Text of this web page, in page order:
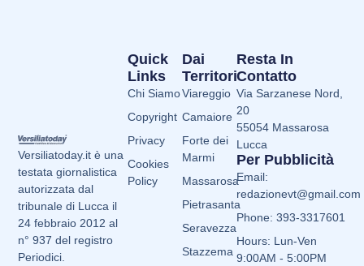
Versiliatoday.it è una
testata giornalistica
autorizzata dal
tribunale di Lucca il
24 febbraio 2012 al
n° 937 del registro
Periodici.
Dai
Territori
Viareggio
Camaiore
Forte dei
Marmi
Massarosa
Pietrasanta
Seravezza
Stazzema
Quick
Links
Chi Siamo
Copyright
Privacy
Cookies
Policy
Resta In
Contatto
Via Sarzanese Nord,
20
55054 Massarosa
Lucca
Per Pubblicità
Email:
redazionevt@gmail.com
Phone: 393-3317601
Hours: Lun-Ven
9:00AM - 5:00PM